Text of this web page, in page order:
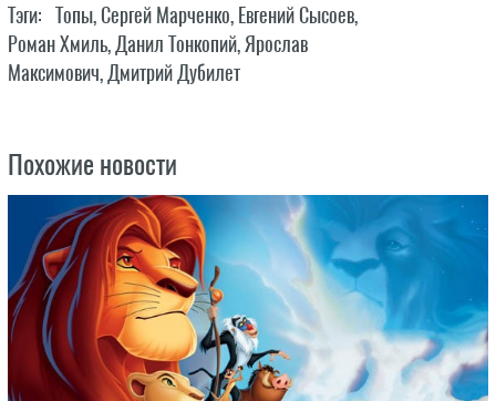
Тэги: Топы,Сергей Марченко, Евгений Сысоев,
Роман Хмиль,Данил Тонкопий,Ярослав
Максимович,Дмитрий Дубилет
Похожие новости